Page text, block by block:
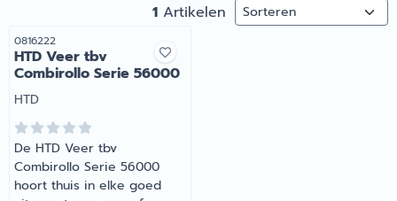
1 Artikelen Sorteermethode
Artikelnummer
0816222
HTD Veer tbv
Combirollo Serie 56000
Merk:
HTD
De HTD Veer tbv
Combirollo Serie 56000
hoort thuis in elke goed